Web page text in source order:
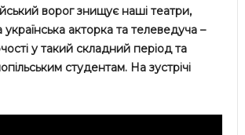
ворог знищує наші театри,
українська акторка та телеведуча –
у такий складний період та
студентам. На зустрічі